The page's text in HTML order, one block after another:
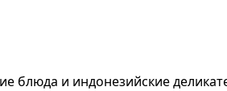
блюда и индонезийские